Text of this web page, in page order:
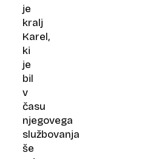
je
kralj
Karel,
ki
je
bil
v
času
njegovega
službovanja
še